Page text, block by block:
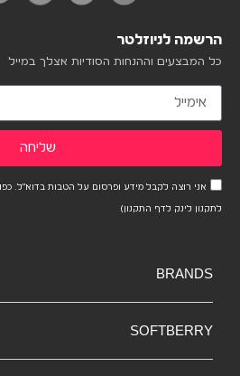
הרשמה לניוזלטר
כל המבצעים וההנחות הסודיות אצלך במייל
אני רוצה לקבל מידע ופרסום על הטבות בדוא"ל.
לתקנון לינק לדף התקנון)
שליחה
BRANDS
SOFTBERRY